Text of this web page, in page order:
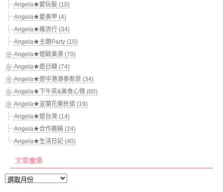
Angela★愛玩髮 (10)
Angela★愛美甲 (4)
Angela★瘋流行 (34)
Angela★主題Party (10)
Angela★遊歐美澳 (70)
Angela★遊日韓 (74)
Angela★遊中港澳泰新菲 (34)
Angela★下午茶&美食心情 (60)
Angela★宜蘭花東民宿 (19)
Angela★遊台灣 (14)
Angela★合作邀稿 (24)
Angela★生活日記 (40)
文章彙集
文